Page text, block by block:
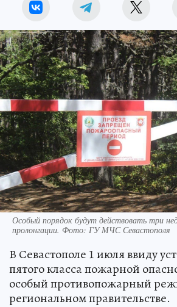
Особый порядок будут действовать три
пролонгации. Фото: ГУ МЧС Севастополя
В Севастополе 1 июля ввиду
пятого класса пожарной
особый противопожарный
региональном правительстве.